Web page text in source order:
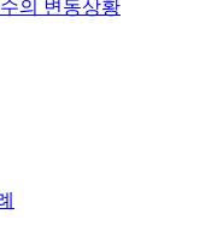
의 변동상황